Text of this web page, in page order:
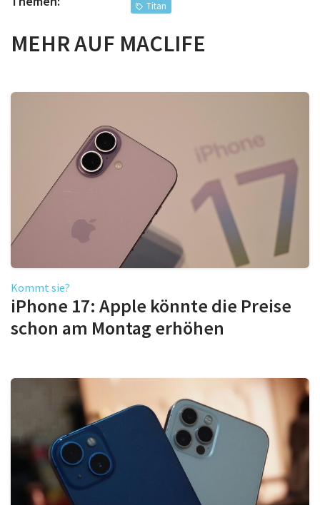
Titan
MEHR AUF MACLIFE
Kommt sie?
iPhone 17: Apple könnte die Preise
schon am Montag erhöhen